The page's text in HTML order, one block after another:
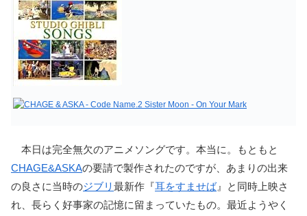
本日は完全無欠のアニメソングです。本当に。もともと
CHAGE&ASKAの要請で製作されたのですが、あまりの出来
の良さに当時のジブリ 最新作『耳をすませば』と同時上映さ
れ、長らく好事家の記憶に留まっていたもの。最近ようやく